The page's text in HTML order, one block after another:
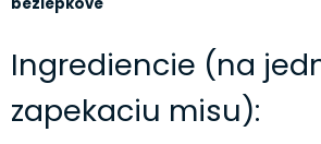
Ingrediencie (na
zapekaciu misu):